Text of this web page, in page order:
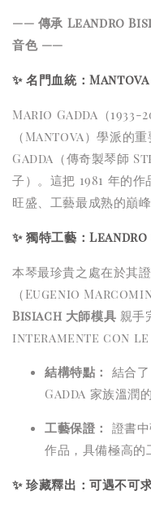
—— 傳承 Leandro
音色 ——
✨名門血統：Mantova
Mario Gadda（1933-
（Mantova）學派的
Gadda（傳奇製琴師
子）。這把 1981 年的
旺盛、工藝最成熟的巔峰
✨獨特工藝：
本琴最珍貴之處在於其
（Eugenio
Bisiach 大師模具 親
interamente con le
結構特點： 結合
Gadda 家族溫潤的
工藝保證： 證書
作品，具備極高的
✨珍藏釋出：可遇不可